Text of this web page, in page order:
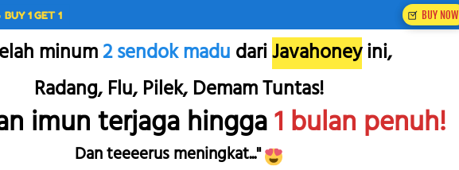
minum 2 sendok madu dariJavahoney ini,
Radang, Flu, Pilek, Demam Tuntas!
imun terjaga hingga 1 bulan penuh!
Dan teeeerus meningkat..."
BUY 1 GET 1 ` BUY NOW